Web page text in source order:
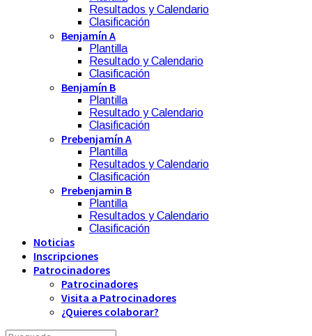
Resultados y Calendario
Clasificación
Benjamín A
Plantilla
Resultado y Calendario
Clasificación
Benjamín B
Plantilla
Resultado y Calendario
Clasificación
Prebenjamín A
Plantilla
Resultados y Calendario
Clasificación
Prebenjamin B
Plantilla
Resultados y Calendario
Clasificación
Noticias
Inscripciones
Patrocinadores
Patrocinadores
Visita a Patrocinadores
¿Quieres colaborar?